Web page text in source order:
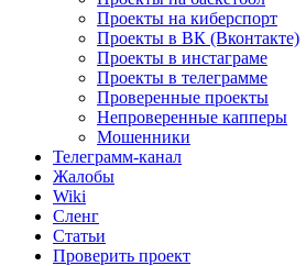
Проекты на киберспорт
Проекты в ВК (Вконтакте)
Проекты в инстаграме
Проекты в телеграмме
Проверенные проекты
Непроверенные капперы
Мошенники
Телеграмм-канал
Жалобы
Wiki
Сленг
Статьи
Проверить проект